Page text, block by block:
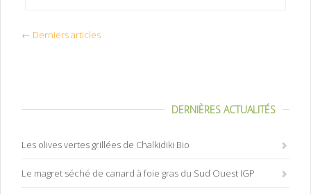
← Derniers articles
DERNIÈRES ACTUALITÉS
Les olives vertes grillées de Chalkidiki Bio
Le magret séché de canard à foie gras du Sud Ouest IGP